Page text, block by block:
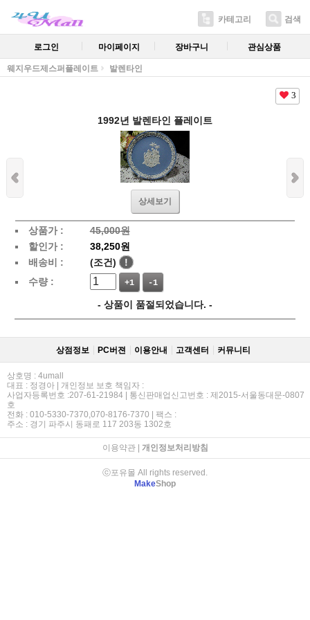
카테고리 검색
로그인 마이페이지 장바구니 관심상품
웨지우드제스퍼플레이트 발렌타인
3
1992년 발렌타인 플레이트
상세보기
상품가 :
45,000원
할인가 :
38,250원
배송비 :
(조건)
!
수량 :
+1 -1
- 상품이 품절되었습니다. -
상점정보 PC버젼 이용안내 고객센터 커뮤니티
상호명 : 4umall
대표 : 정경아 | 개인정보 보호 책임자 :
사업자등록번호 :207-61-21984 | 통신판매업신고번호 : 제2015-서울동대문-0807
호
전화 : 010-5330-7370,070-8176-7370 | 팩스 :
주소 : 경기 파주시 동패로 117 203동 1302호
이용약관| 개인정보처리방침
ⓒ포유몰 All rights reserved.
MakeShop